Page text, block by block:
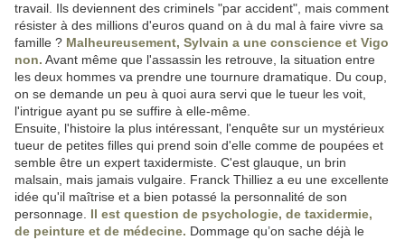
travail. Ils deviennent des criminels "par accident", mais comment
résister à des millions d'euros quand on à du mal à faire vivre sa
famille ? Malheureusement, Sylvain a une conscience et Vigo
non. Avant même que l'assassin les retrouve, la situation entre
les deux hommes va prendre une tournure dramatique. Du coup,
on se demande un peu à quoi aura servi que le tueur les voit,
l'intrigue ayant pu se suffire à elle-même.
Ensuite, l'histoire la plus intéressant, l'enquête sur un mystérieux
tueur de petites filles qui prend soin d'elle comme de poupées et
semble être un expert taxidermiste. C'est glauque, un brin
malsain, mais jamais vulgaire. Franck Thilliez a eu une excellente
idée qu'il maîtrise et a bien potassé la personnalité de son
personnage. Il est question de psychologie, de taxidermie,
de peinture et de médecine. Dommage qu’on sache déjà le